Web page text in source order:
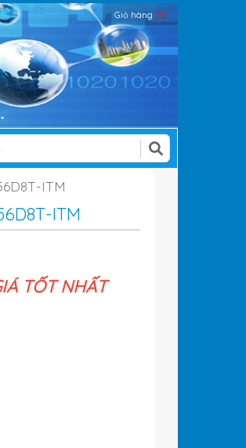
Giỏ hàng (0)
ITM
ITM
TỐT NHẤT